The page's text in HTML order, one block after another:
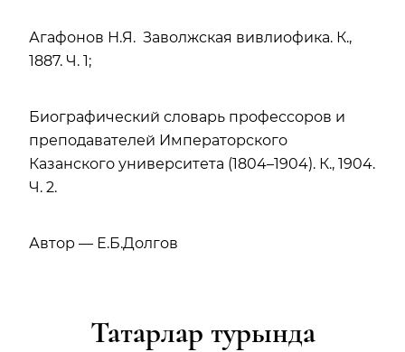
Агафонов Н.Я. Заволжская вивлиофика. К.,
1887. Ч. 1;
Биографический словарь профессоров и
преподавателей Императорского
Казанского университета (1804–1904). К., 1904.
Ч. 2.
Автор — Е.Б.Долгов
Татарлар турында